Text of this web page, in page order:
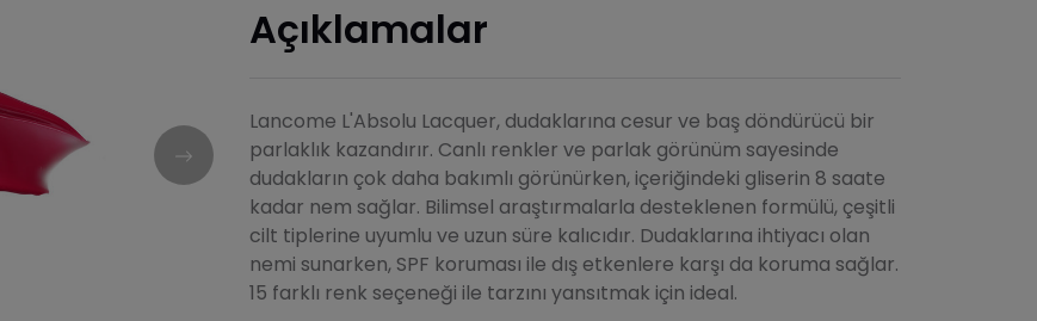
Açıklamalar
Lancome L'Absolu Lacquer, dudaklarına cesur ve baş döndürücü bir
parlaklık kazandırır. Canlı renkler ve parlak görünüm sayesinde
dudakların çok daha bakımlı görünürken, içeriğindeki gliserin 8 saate
kadar nem sağlar. Bilimsel araştırmalarla desteklenen formülü, çeşitli
cilt tiplerine uyumlu ve uzun süre kalıcıdır. Dudaklarına ihtiyacı olan
nemi sunarken, SPF koruması ile dış etkenlere karşı da koruma sağlar.
15 farklı renk seçeneği ile tarzını yansıtmak için ideal.